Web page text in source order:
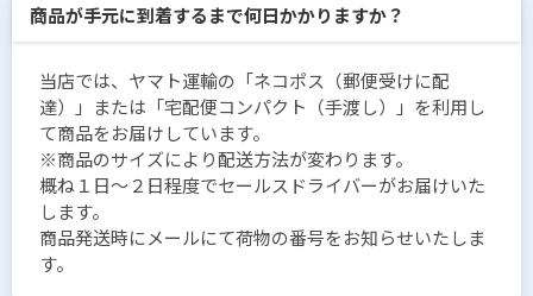
商品が手元に到着するまで何日かかりますか？
当店では、ヤマト運輸の「ネコポス（郵便受けに配
達）」または「宅配便コンパクト（手渡し）」を利用し
て商品をお届けしています。
※商品のサイズにより配送方法が変わります。
概ね１日〜２日程度でセールスドライバーがお届けいた
します。
商品発送時にメールにて荷物の番号をお知らせいたしま
す。